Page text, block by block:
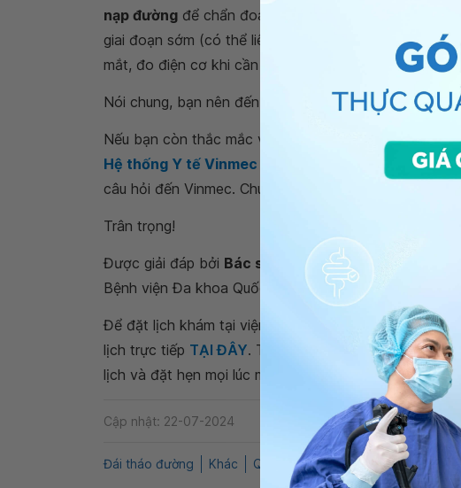
nạp đường để chẩn đoán. Đồng thời cũng cần kiểm
giai đoạn sớm (có thể liên quan đến triệu chứng tê
mắt, đo điện cơ khi cần thiết,...
Nói chung, bạn nên đến gặp bác sĩ để được khám
Nếu bạn còn thắc mắc về biểu hiện bệnh tiểu đường
Hệ thống Y tế Vinmec để để kiểm tra và tư vấn
câu hỏi đến Vinmec. Chúc bạn có thật nhiều sức khỏe.
Trân trọng!
Được giải đáp bởi Bác sĩ chuyên khoa II Nguyễn
Bệnh viện Đa khoa Quốc tế Vinmec Central Park.
Để đặt lịch khám tại viện, Quý khách vui lòng bấm số
lịch trực tiếp TẠI ĐÂY. Tải và đặt lịch khám tự động
lịch và đặt hẹn mọi lúc mọi nơi ngay trên ứng dụng.
Cập nhật: 22-07-2024
Đái tháo đường Khác QnA Nghiệm pháp dung nạp